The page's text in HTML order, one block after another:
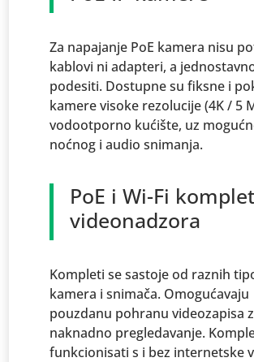
Za napajanje PoE kamera nisu
kablovi ni adapteri, a
podesiti. Dostupne su fiksne i
kamere visoke rezolucije (4K / 5
vodootporno kućište, uz
noćnog i audio snimanja.
PoE i Wi-Fi
videonadzora
Kompleti se sastoje od raznih
kamera i snimača. Omogućavaju
pouzdanu pohranu videozapisa
naknadno pregledavanje.
funkcionisati s i bez internetske